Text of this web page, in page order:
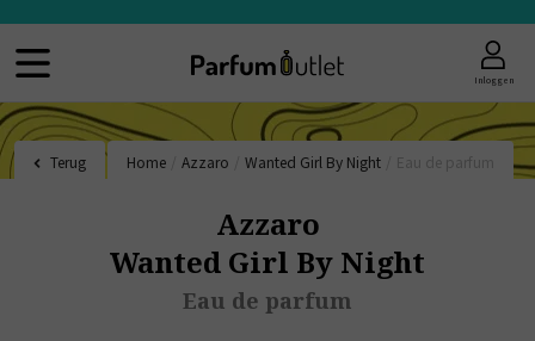
Inloggen
Terug Home Azzaro Wanted Girl By Night
Azzaro
Wanted Girl By Night
Eau de parfum